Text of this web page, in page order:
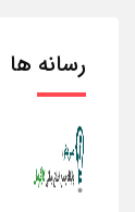
رسانه ها